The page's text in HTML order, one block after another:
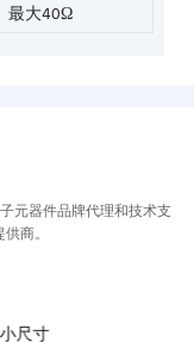
最大40Ω
元器件品牌代理和技术支
商。
小尺寸